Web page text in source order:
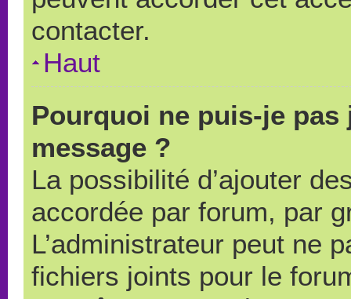
contacter.
Haut
Pourquoi ne puis-je
message ?
La possibilité d’ajouter
accordée par forum, par
L’administrateur peut ne
fichiers joints pour le